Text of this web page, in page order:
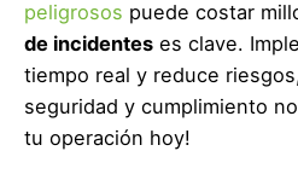
peligrosos puede costar
de incidentes es clave.
tiempo real y reduce
seguridad y cumplimiento
tu operación hoy!